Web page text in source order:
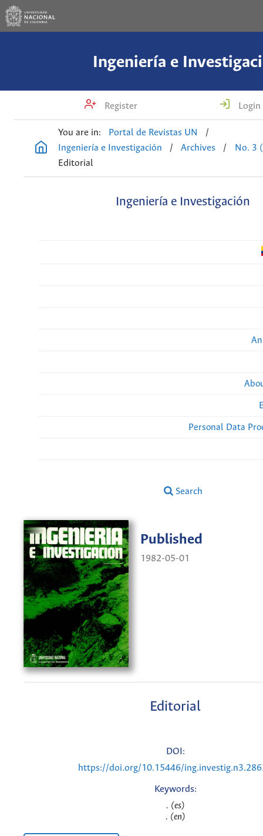
Ingeniería e
Register Login
You are in: Portal de Revistas UN
/
Ingeniería e Investigación
/ Archives /
No. 3
Editorial
Ingeniería e Investigación
Personal Data
Search
Published
1982-05-01
Editorial
DOI:
https://doi.org/10.15446/
Keywords:
. (es)
. (en)